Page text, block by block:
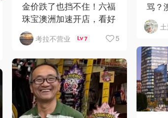
金价跌了也挡不住！六福
珠宝澳洲加速开店，看好
华人购买力
考拉不营业 7 5
骂？
网争议